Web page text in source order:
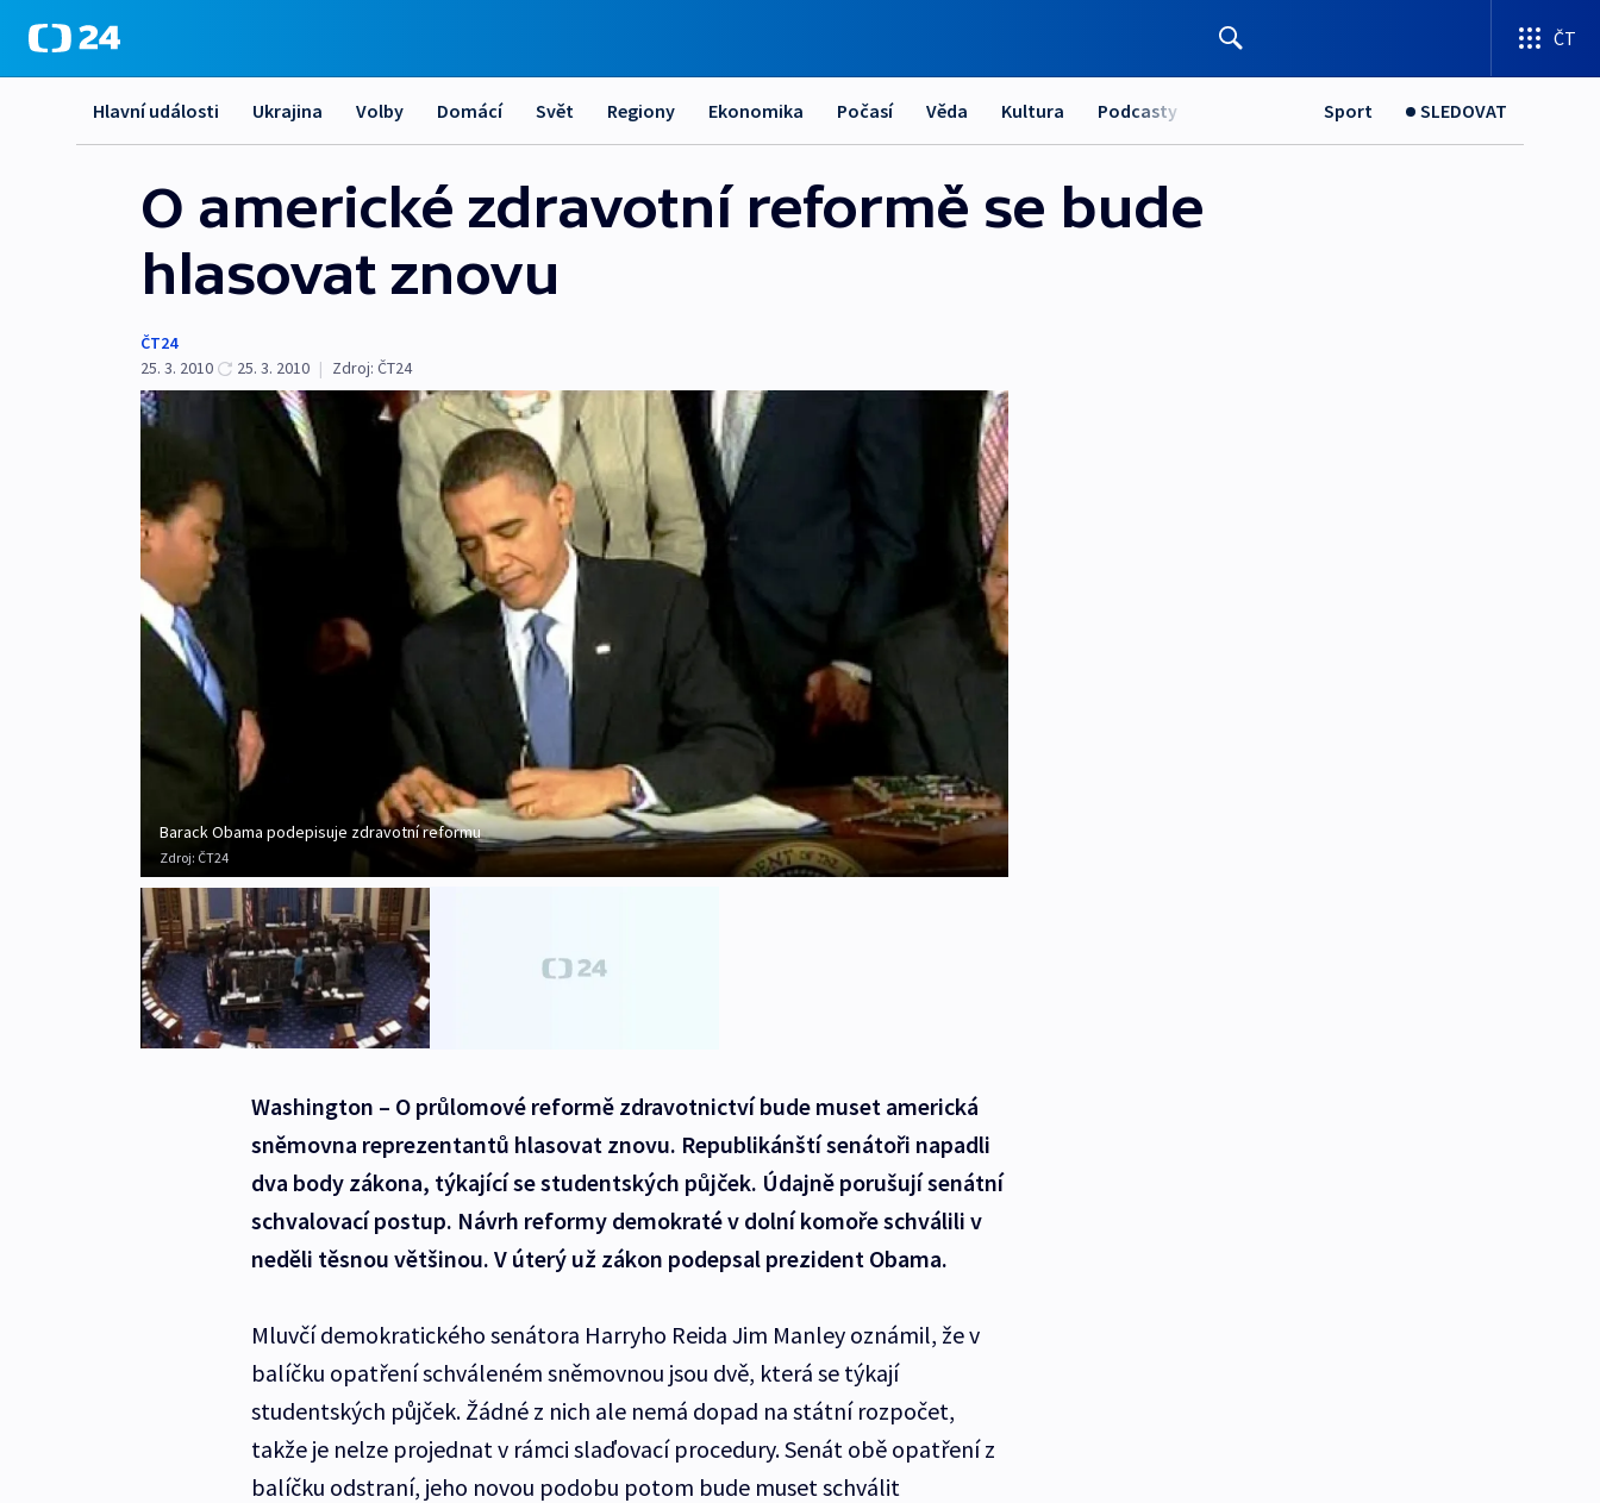
ČT
Hlavní události Ukrajina Volby Domácí Svět Regiony Ekonomika Počasí Věda Kultura Podcasty Sport SLEDOVAT
O americké zdravotní reformě se bude
hlasovat znovu
ČT24
25. 3. 2010
25. 3. 2010 | Zdroj: ČT24
Barack Obama podepisuje zdravotní reformu
Zdroj: ČT24
Washington – O průlomové reformě zdravotnictví bude muset americká
sněmovna reprezentantů hlasovat znovu. Republikánští senátoři napadli
dva body zákona, týkající se studentských půjček. Údajně porušují senátní
schvalovací postup. Návrh reformy demokraté v dolní komoře schválili v
neděli těsnou většinou. V úterý už zákon podepsal prezident Obama.
Mluvčí demokratického senátora Harryho Reida Jim Manley oznámil, že v
balíčku opatření schváleném sněmovnou jsou dvě, která se týkají
studentských půjček. Žádné z nich ale nemá dopad na státní rozpočet,
takže je nelze projednat v rámci slaďovací procedury. Senát obě opatření z
balíčku odstraní, jeho novou podobu potom bude muset schválit